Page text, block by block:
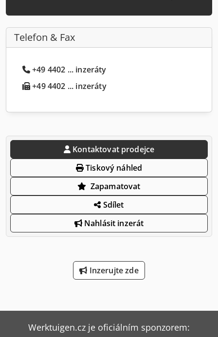
Telefon & Fax
+49 4402 ... inzeráty
+49 4402 ... inzeráty
Kontaktovat prodejce
Tiskový náhled
Zapamatovat
Sdílet
Nahlásit inzerát
Inzerujte zde
Werktuigen.cz je oficiálním sponzorem: